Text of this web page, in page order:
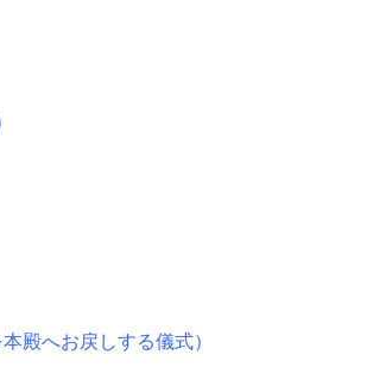
殿へお戻しする儀式）